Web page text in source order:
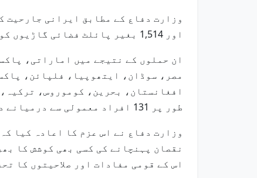
اور 1,514 بغیر پائلٹ فضائی گاڑیوں کو ناکام بنا چکا ہے۔
ان حملوں کے نتیجے میں اماراتی،
مصر، سوڈان، ایتھوپیا، فلپائن،
افغانستان، بحرین، کوموروس،
طور پر 131 افراد معمولی سے درمیانے درجے کی زخمی ہوئے۔
وزارت دفاع نے اس عزم کا اعادہ کیا
نقصان پہنچانے کی کسی بھی کوشش کا
اس کے قومی مفادات اور صلاحیتوں کا